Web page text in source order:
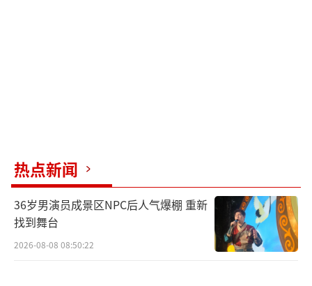
热点新闻
36岁男演员成景区NPC后人气爆棚 重新
找到舞台
2026-08-08 08:50:22